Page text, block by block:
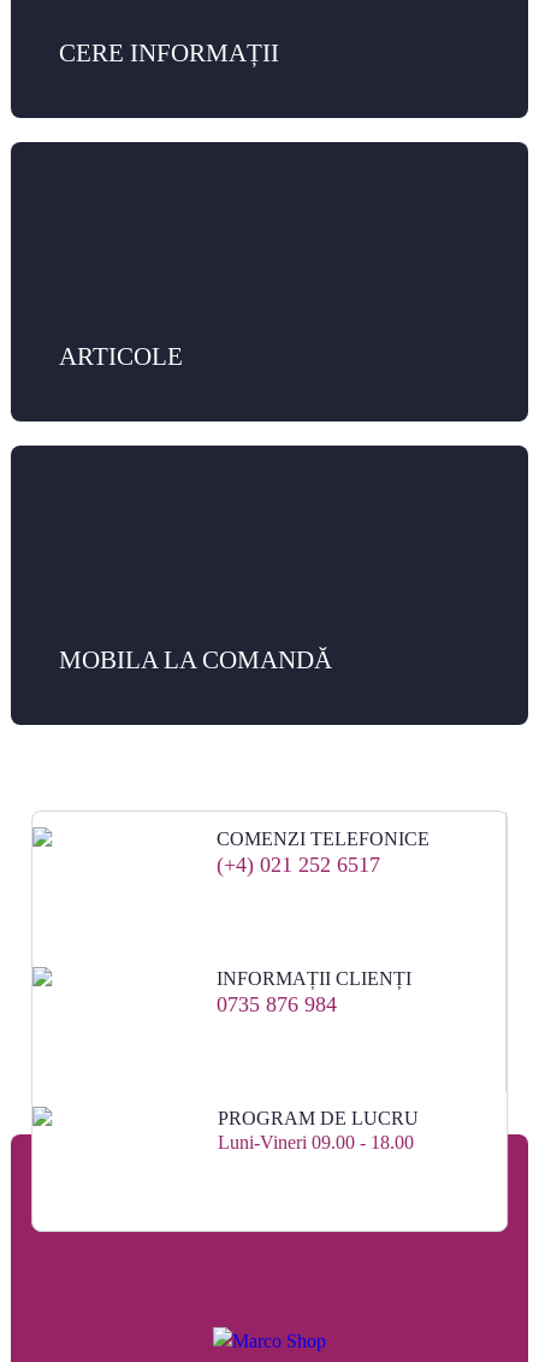
CERE INFORMAȚII
ARTICOLE
MOBILA LA COMANDĂ
COMENZI TELEFONICE
(+4) 021 252 6517
INFORMAȚII CLIENȚI
0735 876 984
PROGRAM DE LUCRU
Luni-Vineri 09.00 - 18.00